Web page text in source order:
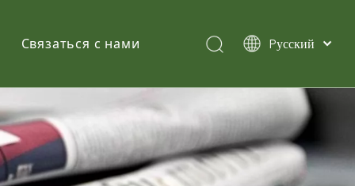
Связаться с нами
Pусский
简体中文
Español